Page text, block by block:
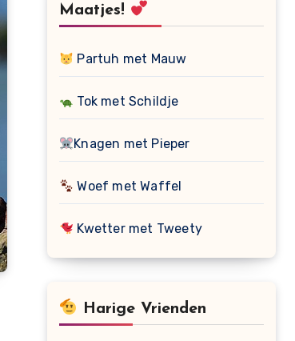
Maatjes!
Partuh met Mauw
Tok met Schildje
Knagen met Pieper
Woef met Waffel
Kwetter met Tweety
Harige Vrienden